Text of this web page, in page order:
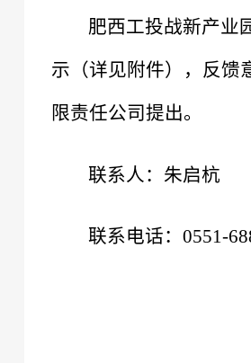
肥西工投战新产业
示（详见附件），反馈
限责任公司提出。
联系人：朱启杭
联系电话：0551-